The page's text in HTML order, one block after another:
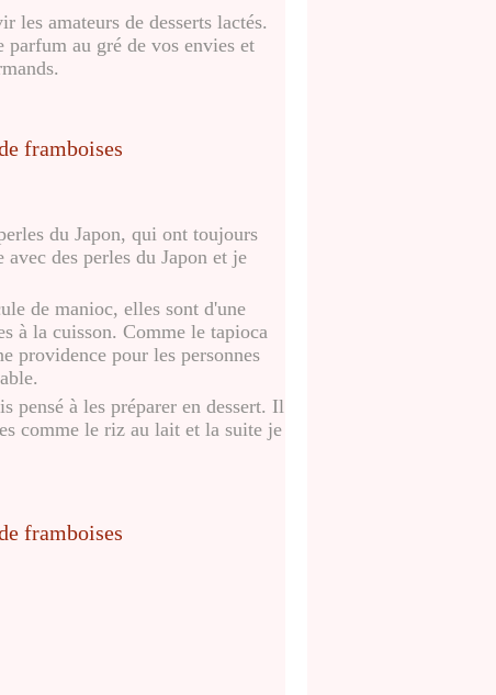
les amateurs de desserts lactés.
au gré de vos envies et
du Japon, qui ont toujours
des perles du Japon et je
de manioc, elles sont d'une
à la cuisson. Comme le tapioca
providence pour les personnes
pensé à les préparer en dessert. Il
comme le riz au lait et la suite je